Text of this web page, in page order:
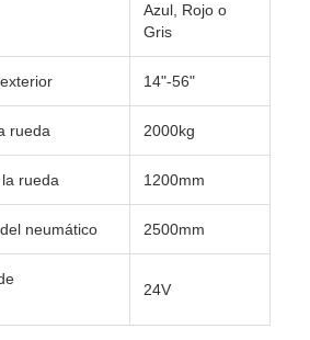
Azul, Rojo o
Gris
14"-56"
rueda 2000kg
rueda 1200mm
neumático 2500mm
24V